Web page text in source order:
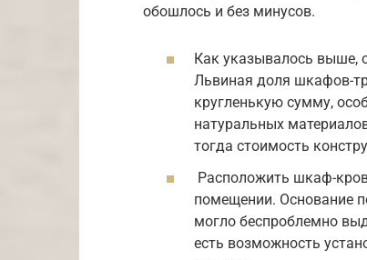
обошлось и без минусов.
Как указывалось выше,
Львиная доля шкафов-
кругленькую сумму,
натуральных
тогда стоимость
Расположить шкаф-
помещении. Основание
могло беспроблемно
есть возможность